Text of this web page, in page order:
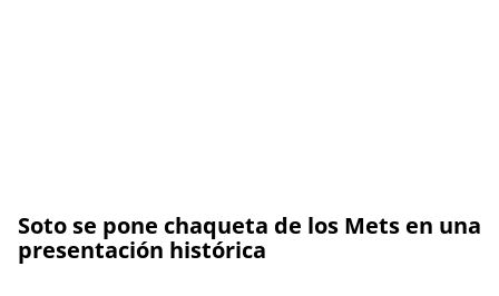
Soto se pone chaqueta de los Mets en una
presentación histórica